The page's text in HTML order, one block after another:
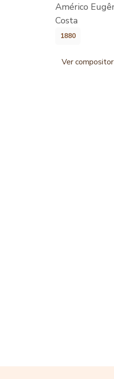
Américo
Costa
1880
Ver compositor